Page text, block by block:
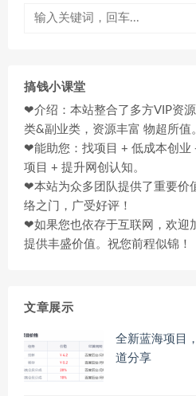
搞钱小课堂
❤介绍：本站整合了多方VIP资
类&副业类，资源丰富 物超所值
❤能助您：找项目 + 低成本创业
项目 + 提升网创认知。
❤本站为众多团队提供了重要价
络之门，广受好评！
❤如果您也依存于互联网，欢迎
提供丰盛价值。祝您前程似锦！
文章展示
全新蓝海项目
道分享